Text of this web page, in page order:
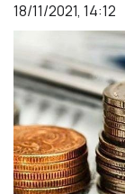
18/11/2021, 14:12